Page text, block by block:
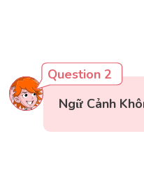
Question 2
Ngữ Cảnh